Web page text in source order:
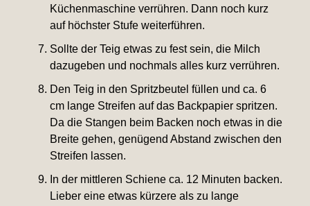
Küchenmaschine verrühren. Dann noch kurz
auf höchster Stufe weiterführen.
Sollte der Teig etwas zu fest sein, die Milch
dazugeben und nochmals alles kurz verrühren.
Den Teig in den Spritzbeutel füllen und ca. 6
cm lange Streifen auf das Backpapier spritzen.
Da die Stangen beim Backen noch etwas in die
Breite gehen, genügend Abstand zwischen den
Streifen lassen.
In der mittleren Schiene ca. 12 Minuten backen.
Lieber eine etwas kürzere als zu lange